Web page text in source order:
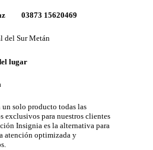
03873 15620469
Sur Metán
lugar
solo producto todas las
exclusivos para nuestros clientes
Insignia es la alternativa para
atención optimizada y